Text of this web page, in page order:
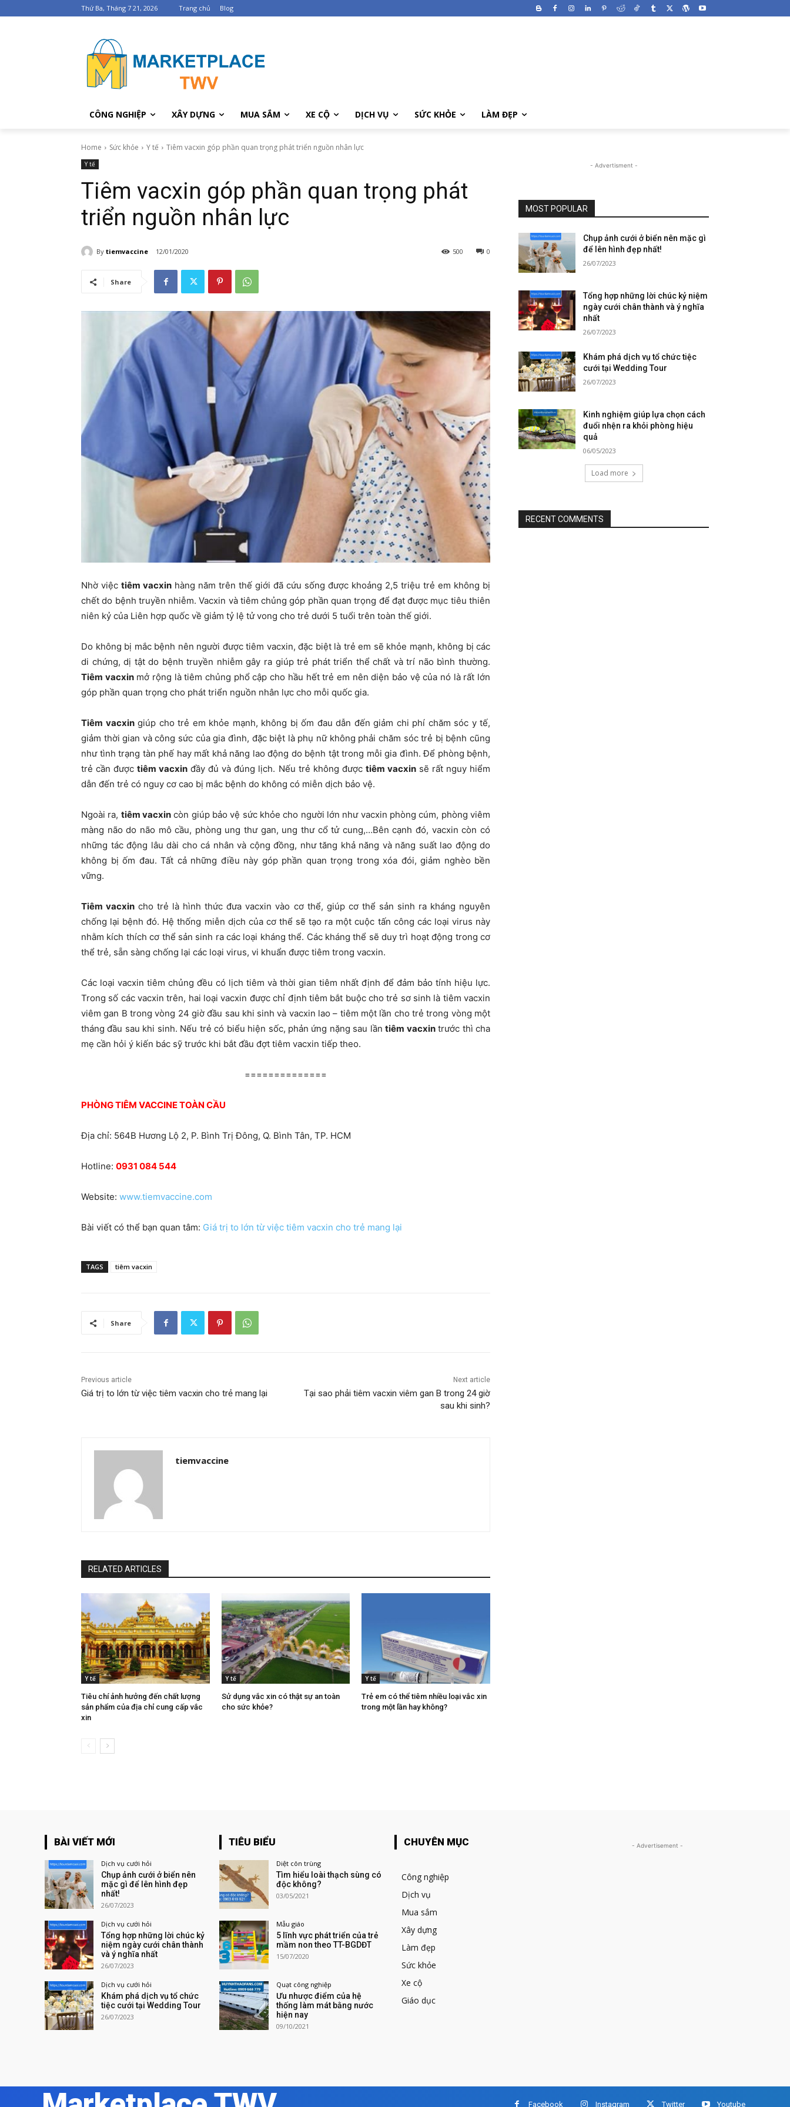
Thứ Ba, Tháng 7 21, 2026 Trang chủ Blog
CÔNG NGHIỆP XÂY DỰNG MUA SẮM XE CỘ DỊCH VỤ SỨC KHỎE LÀM ĐẸP
Home Sức khỏe Y tế Tiêm vacxin góp phần quan trọng phát triển nguồn nhân lực
Y tế
Tiêm vacxin góp phần quan trọng phát
triển nguồn nhân lực
By tiemvaccine 12/01/2020 0
500
Share
Nhờ việc tiêm vacxin hàng năm trên thế giới đã cứu sống được khoảng 2,5 triệu trẻ em không bị
chết do bệnh truyền nhiễm. Vacxin và tiêm chủng góp phần quan trọng để đạt được mục tiêu thiên
niên kỷ của Liên hợp quốc về giảm tỷ lệ tử vong cho trẻ dưới 5 tuổi trên toàn thế giới.
Do không bị mắc bệnh nên người được tiêm vacxin, đặc biệt là trẻ em sẽ khỏe mạnh, không bị các
di chứng, dị tật do bệnh truyền nhiễm gây ra giúp trẻ phát triển thể chất và trí não bình thường.
Tiêm vacxinmở rộng là tiêm chủng phổ cập cho hầu hết trẻ em nên diện bảo vệ của nó là rất lớn
góp phần quan trọng cho phát triển nguồn nhân lực cho mỗi quốc gia.
Tiêm vacxingiúp cho trẻ em khỏe mạnh, không bị ốm đau dẫn đến giảm chi phí chăm sóc y tế,
giảm thời gian và công sức của gia đình, đặc biệt là phụ nữ không phải chăm sóc trẻ bị bệnh cũng
như tình trạng tàn phế hay mất khả năng lao động do bệnh tật trong mỗi gia đình. Để phòng bệnh,
trẻ cần đượctiêm vacxin đầy đủ và đúng lịch. Nếu trẻ không được tiêm vacxinsẽ rất nguy hiểm
dẫn đến trẻ có nguy cơ cao bị mắc bệnh do không có miễn dịch bảo vệ.
Ngoài ra, tiêm vacxin còn giúp bảo vệ sức khỏe cho người lớn như vacxin phòng cúm, phòng viêm
màng não do não mô cầu, phòng ung thư gan, ung thư cổ tử cung,…Bên cạnh đó, vacxin còn có
những tác động lâu dài cho cá nhân và cộng đồng, như tăng khả năng và năng suất lao động do
không bị ốm đau. Tất cả những điều này góp phần quan trọng trong xóa đói, giảm nghèo bền
vững.
Tiêm vacxin cho trẻ là hình thức đưa vacxin vào cơ thể, giúp cơ thể sản sinh ra kháng nguyên
chống lại bệnh đó. Hệ thống miễn dịch của cơ thể sẽ tạo ra một cuộc tấn công các loại virus này
nhằm kích thích cơ thể sản sinh ra các loại kháng thể. Các kháng thể sẽ duy trì hoạt động trong cơ
thể trẻ, sẵn sàng chống lại các loại virus, vi khuẩn được tiêm trong vacxin.
Các loại vacxin tiêm chủng đều có lịch tiêm và thời gian tiêm nhất định để đảm bảo tính hiệu lực.
Trong số các vacxin trên, hai loại vacxin được chỉ định tiêm bắt buộc cho trẻ sơ sinh là tiêm vacxin
viêm gan B trong vòng 24 giờ đầu sau khi sinh và vacxin lao – tiêm một lần cho trẻ trong vòng một
tháng đầu sau khi sinh. Nếu trẻ có biểu hiện sốc, phản ứng nặng sau lầntiêm vacxintrước thì cha
mẹ cần hỏi ý kiến bác sỹ trước khi bắt đầu đợt tiêm vacxin tiếp theo.
==============
PHÒNG TIÊM VACCINE TOÀN CẦU
Địa chỉ: 564B Hương Lộ 2, P. Bình Trị Đông, Q. Bình Tân, TP. HCM
Hotline: 0931 084 544
Website: www.tiemvaccine.com
Bài viết có thể bạn quan tâm: Giá trị to lớn từ việc tiêm vacxin cho trẻ mang lại
TAGS tiêm vacxin
Share
Previous article
Giá trị to lớn từ việc tiêm vacxin cho trẻ mang lại
Next article
Tại sao phải tiêm vacxin viêm gan B trong 24 giờ
sau khi sinh?
tiemvaccine
RELATED ARTICLES
Y tế
Tiêu chí ảnh hưởng đến chất lượng
sản phẩm của địa chỉ cung cấp vắc
xin
Y tế
Sử dụng vắc xin có thật sự an toàn
cho sức khỏe?
Y tế
Trẻ em có thể tiêm nhiều loại vắc xin
trong một lần hay không?
- Advertisment -
MOST POPULAR
Chụp ảnh cưới ở biển nên mặc gì
để lên hình đẹp nhất!
26/07/2023
Tổng hợp những lời chúc kỷ niệm
ngày cưới chân thành và ý nghĩa
nhất
26/07/2023
Khám phá dịch vụ tổ chức tiệc
cưới tại Wedding Tour
26/07/2023
Kinh nghiệm giúp lựa chọn cách
đuổi nhện ra khỏi phòng hiệu
quả
06/05/2023
Load more
RECENT COMMENTS
BÀI VIẾT MỚI
Dịch vụ cưới hỏi
Chụp ảnh cưới ở biển nên
mặc gì để lên hình đẹp
nhất!
26/07/2023
Dịch vụ cưới hỏi
Tổng hợp những lời chúc kỷ
niệm ngày cưới chân thành
và ý nghĩa nhất
26/07/2023
Dịch vụ cưới hỏi
Khám phá dịch vụ tổ chức
tiệc cưới tại Wedding Tour
26/07/2023
TIÊU BIỂU
Diệt côn trùng
Tìm hiểu loài thạch sùng có
độc không?
03/05/2021
Mẫu giáo
5 lĩnh vực phát triển của trẻ
mầm non theo TT-BGDĐT
15/07/2020
Quạt công nghiệp
Ưu nhược điểm của hệ
thống làm mát bằng nước
hiện nay
09/10/2021
CHUYÊN MỤC
Công nghiệp
Dịch vụ
Mua sắm
Xây dựng
Làm đẹp
Sức khỏe
Xe cộ
Giáo dục
- Advertisement -
Facebook Instagram Twitter Youtube